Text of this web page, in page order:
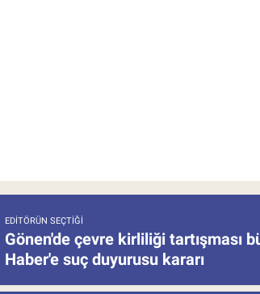
EDITÖRÜN SEÇTIĞI
Gönen'de çevre kirliliği tartışması
Haber'e suç duyurusu kararı